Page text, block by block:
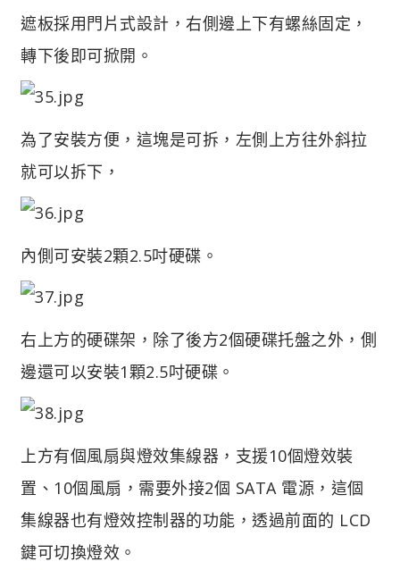
遮板採用門片式設計，右側邊上下有螺絲固定，
轉下後即可掀開。
為了安裝方便，這塊是可拆，左側上方往外斜拉
就可以拆下，
內側可安裝2顆2.5吋硬碟。
右上方的硬碟架，除了後方2個硬碟托盤之外，側
邊還可以安裝1顆2.5吋硬碟。
上方有個風扇與燈效集線器，支援10個燈效裝
置、10個風扇，需要外接2個 SATA 電源，這個
集線器也有燈效控制器的功能，透過前面的 LCD
鍵可切換燈效。